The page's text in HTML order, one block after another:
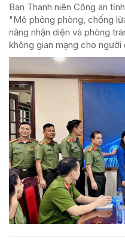
Ban Thanh niên Công an
"Mô phỏng phòng, chống
năng nhận diện và phòng
không gian mạng cho người